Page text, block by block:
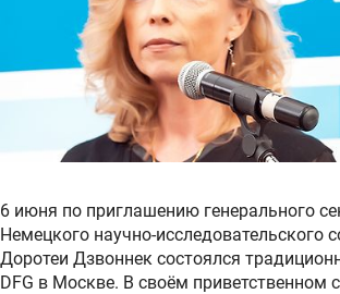
6 июня по приглашению генерального
Немецкого научно-исследовательского
Доротеи Дзвоннек состоялся
DFG в Москве. В своём приветственном